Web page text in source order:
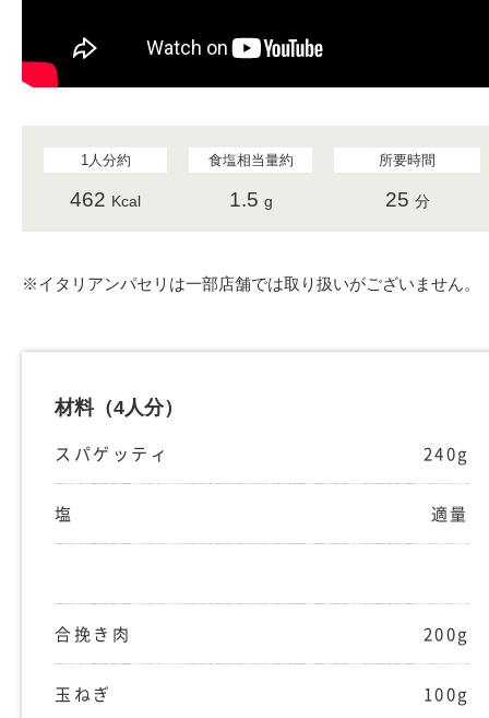
1人分約
462 Kcal
食塩相当量約
1.5 g
所要時間
25 分
※イタリアンパセリは一部店舗では取り扱いがございません。
材料（4人分）
スパゲッティ 240g
塩 適量
合挽き肉 200g
玉ねぎ 100g